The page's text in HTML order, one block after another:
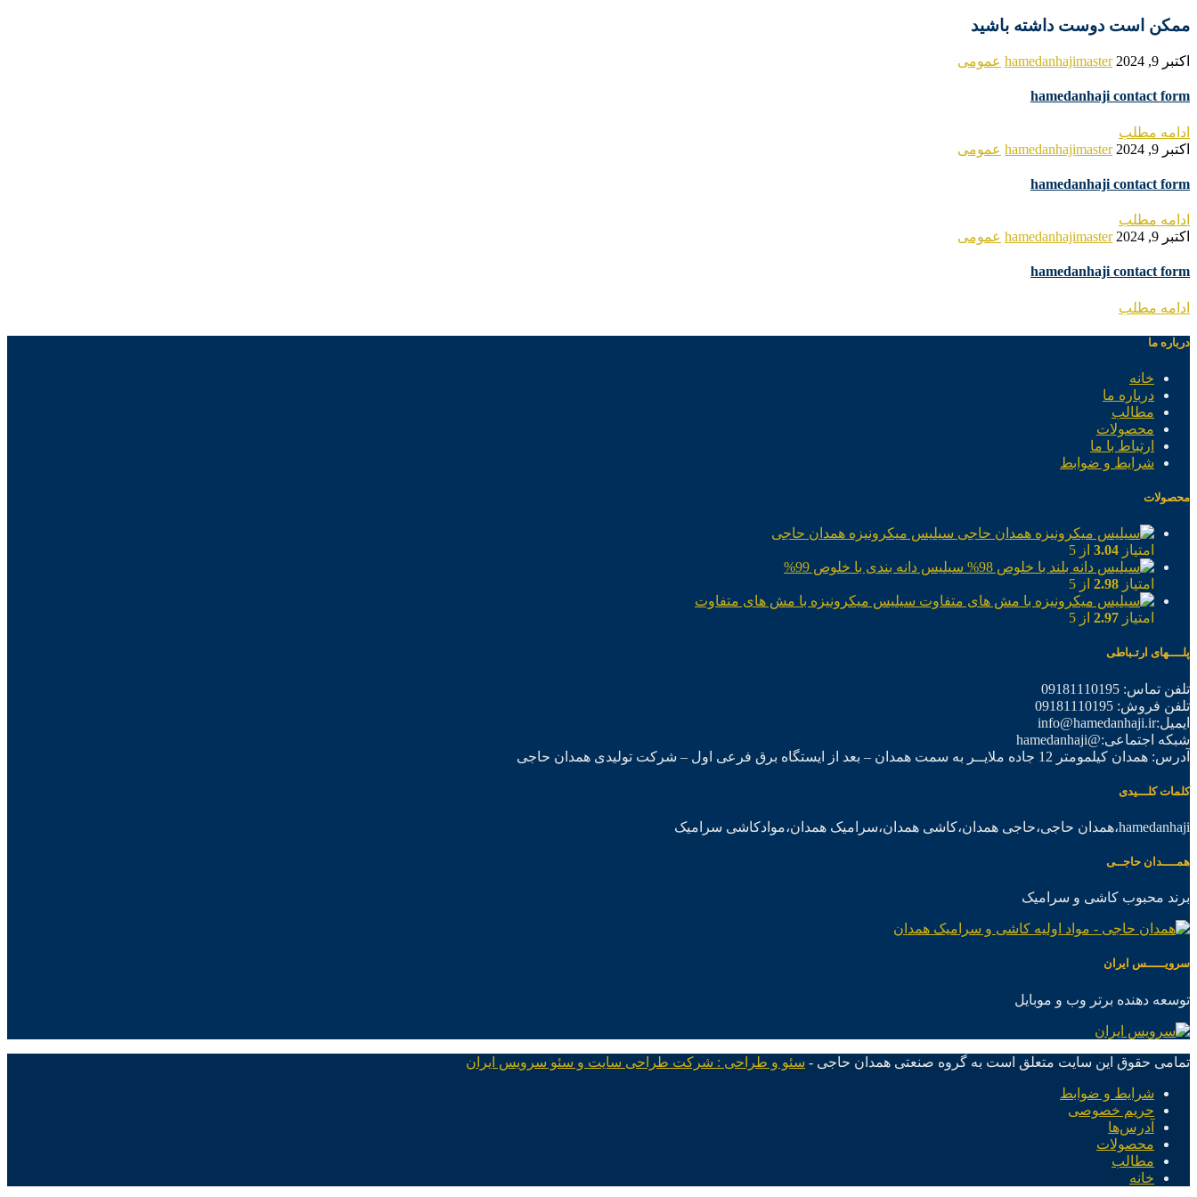
ممکن است دوست داشته باشید
اکتبر 9, 2024 hamedanhajimaster عمومی
hamedanhaji contact form
ادامه مطلب
اکتبر 9, 2024
hamedanhajimaster عمومی
hamedanhaji contact form
ادامه مطلب
اکتبر 9, 2024
hamedanhajimaster عمومی
hamedanhaji contact form
ادامه مطلب
درباره ما
خانه
درباره ما
مطالب
محصولات
ارتباط با ما
شرایط و ضوابط
محصولات
سیلیس میکرونیزه همدان حاجی
امتیاز 3.04 از 5
سیلیس دانه بندی با خلوص 99%
امتیاز 2.98 از 5
سیلیس میکرونیزه با مش های متفاوت
امتیاز 2.97 از 5
پلــــهای ارتـباطی
تلفن تماس: 09181110195
تلفن فروش: 09181110195
ایمیل:info@hamedanhaji.ir
شبکه اجتماعی:@hamedanhaji
آدرس: همدان کیلمومتر 12 جاده ملایــر به سمت همدان – بعد از ایستگاه برق فرعی اول – شرکت تولیدی همدان حاجی
کلمات کلـــیدی
hamedanhaji،همدان حاجی،حاجی همدان،کاشی همدان،سرامیک همدان،موادکاشی سرامیک
همــــدان حاجــی
برند محبوب کاشی و سرامیک
سرویـــــس ایران
توسعه دهنده برتر وب و موبایل
تمامی حقوق این سایت متعلق است به گروه صنعتی همدان حاجی - سئو و طراحی : شرکت طراحی سایت و سئو سرویس ایران
شرایط و ضوابط
حریم خصوصی
آدرس‌ها
محصولات
مطالب
خانه